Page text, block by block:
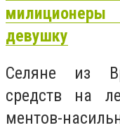
милиционеры
девушку
Селяне из
средств на
ментов-